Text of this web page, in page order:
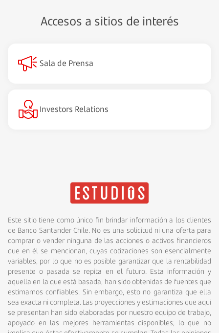
Accesos a sitios de interés
Sala de Prensa
Investors Relations
Este sitio tiene como único fin brindar información a los clientes
de Banco Santander Chile. No es una solicitud ni una oferta para
comprar o vender ninguna de las acciones o activos financieros
que en él se mencionan, cuyas cotizaciones son esencialmente
variables, por lo que no es posible garantizar que la rentabilidad
presente o pasada se repita en el futuro. Esta información y
aquella en la que está basada, han sido obtenidas de fuentes que
estimamos confiables. Sin embargo, esto no garantiza que ella
sea exacta ni completa. Las proyecciones y estimaciones que aquí
se presentan han sido elaboradas por nuestro equipo de trabajo,
apoyado en las mejores herramientas disponibles; lo que no